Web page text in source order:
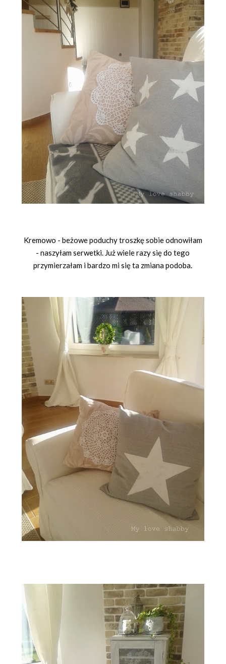
Kremowo - beżowe poduchy troszkę sobie odnowiłam
- naszyłam serwetki. Już wiele razy się do tego
przymierzałam i bardzo mi się ta zmiana podoba.